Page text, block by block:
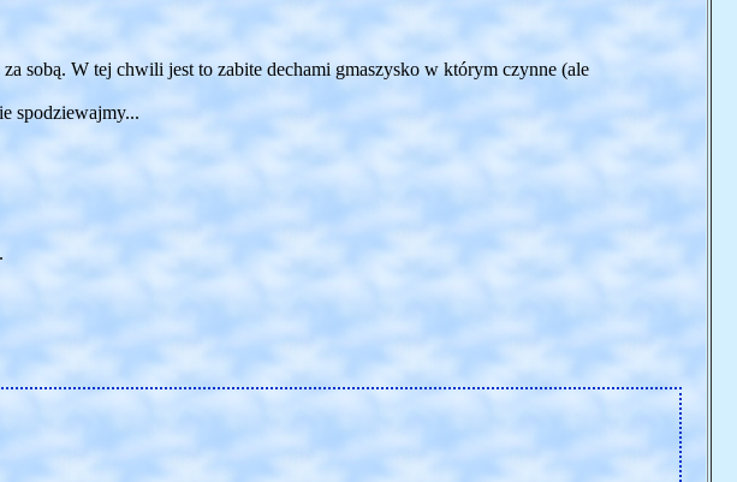
sobą. W tej chwili jest to zabite dechami gmaszysko w którym czynne (ale
spodziewajmy...